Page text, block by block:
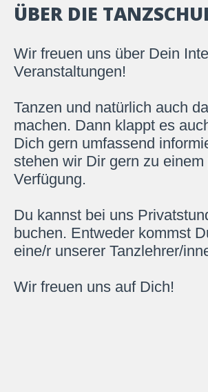
ÜBER DIE
Wir freuen uns über Dein
Veranstaltungen!
Tanzen und natürlich auch
machen. Dann klappt es
Dich gern umfassend
stehen wir Dir gern zu
Verfügung.
Du kannst bei uns
buchen. Entweder kommst
eine/r unserer Tanzlehrer/
Wir freuen uns auf Dich!